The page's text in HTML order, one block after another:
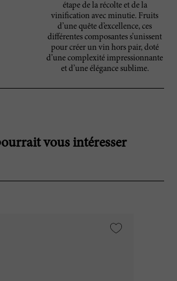
étape de la récolte et de la
vinification avec minutie. Fruits
d’une quête d’excellence, ces
différentes composantes s’unissent
pour créer un vin hors pair, doté
d’une complexité impressionnante
et d’une élégance sublime.
vous intéresser